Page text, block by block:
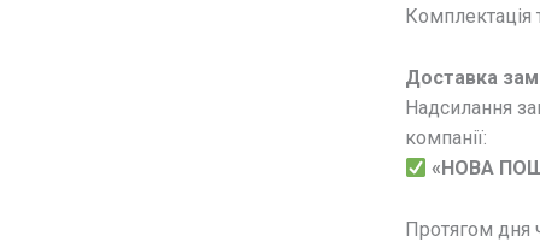
Комплектація
Доставка
Надсилання
компанії:
«НОВА
Протягом дня